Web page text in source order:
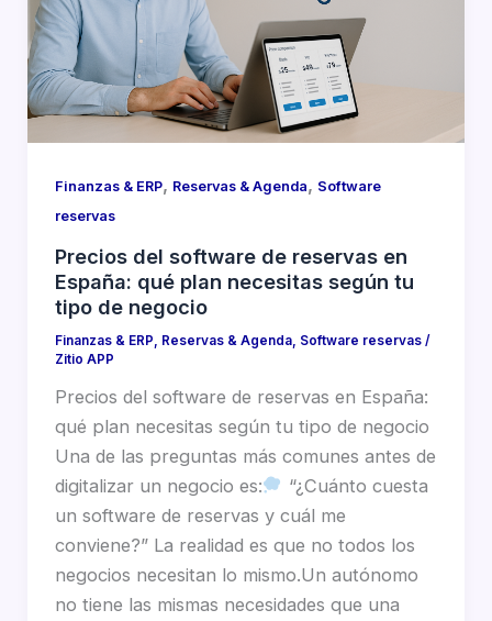
Finanzas & ERP, Reservas & Agenda, Software
reservas
Precios del software de reservas en
España: qué plan necesitas según tu
tipo de negocio
Finanzas & ERP, Reservas & Agenda, Software reservas/
Zitio APP
Precios del software de reservas en España:
qué plan necesitas según tu tipo de negocio
Una de las preguntas más comunes antes de
digitalizar un negocio es:
“¿Cuánto cuesta
un software de reservas y cuál me
conviene?” La realidad es que no todos los
negocios necesitan lo mismo.Un autónomo
no tiene las mismas necesidades que una